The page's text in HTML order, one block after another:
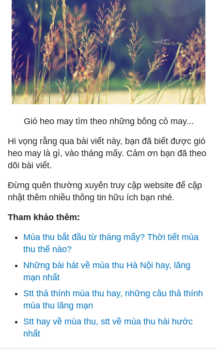
Gió heo may tìm theo những bông cỏ may...
Hi vọng rằng qua bài viết này, bạn đã biết được gió
heo may là gì, vào tháng mấy. Cảm ơn bạn đã theo
dõi bài viết.
Đừng quên thường xuyên truy cập website để cập
nhật thêm nhiều thông tin hữu ích bạn nhé.
Tham khảo thêm:
Mùa thu bắt đầu từ tháng mấy? Thời tiết mùa
thu thế nào?
Những bài hát về mùa thu Hà Nội hay, lãng
mạn nhất
Stt thả thính mùa thu hay, những câu thả thính
mùa thu lãng mạn
Stt hay về mùa thu, stt về mùa thu hài hước
nhất